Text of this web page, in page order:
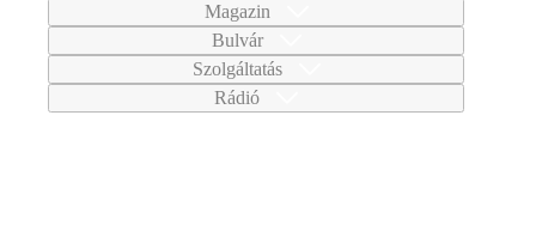
Magazin
Bulvár
Szolgáltatás
Rádió